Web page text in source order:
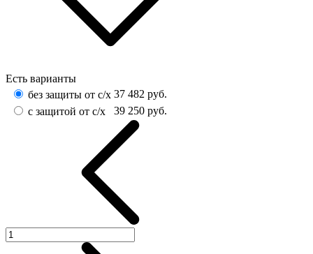
Есть варианты
без защиты от с/х 37 482 руб.
с защитой от с/х
39 250 руб.